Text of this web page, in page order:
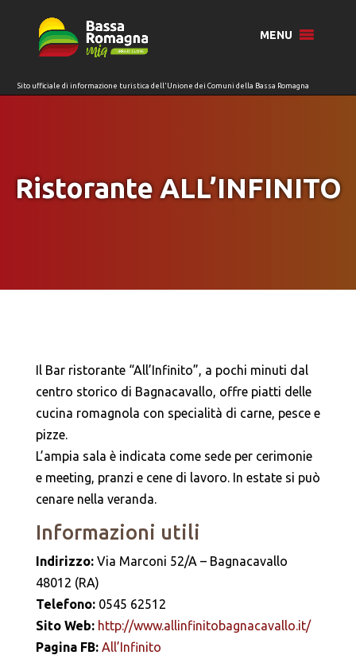
MENU
Ristorante ALL’INFINITO
Il Bar ristorante “All’Infinito”, a pochi minuti dal
centro storico di Bagnacavallo, offre piatti delle
cucina romagnola con specialità di carne, pesce e
pizze.
L’ampia sala è indicata come sede per cerimonie
e meeting, pranzi e cene di lavoro. In estate si può
cenare nella veranda.
Informazioni utili
Indirizzo: Via Marconi 52/A – Bagnacavallo
48012 (RA)
Telefono: 0545 62512
Sito Web: http://www.allinfinitobagnacavallo.it/
Pagina FB: All’Infinito